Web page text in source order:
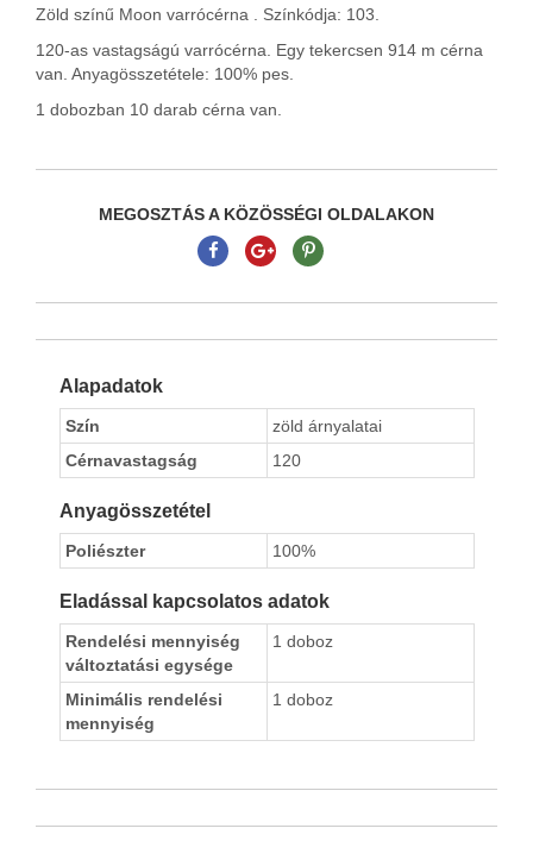
Zöld színű Moon varrócérna . Színkódja: 103.
120-as vastagságú varrócérna. Egy tekercsen 914 m cérna
van. Anyagösszetétele: 100% pes.
1 dobozban 10 darab cérna van.
MEGOSZTÁS A KÖZÖSSÉGI OLDALAKON
Alapadatok
Szín
zöld árnyalatai
Cérnavastagság
120
Anyagösszetétel
Poliészter 100%
Eladással kapcsolatos adatok
Rendelési mennyiség
változtatási egysége
1 doboz
Minimális rendelési
mennyiség
1 doboz